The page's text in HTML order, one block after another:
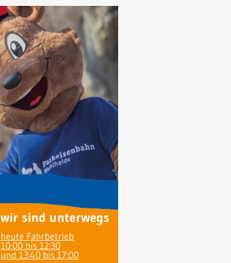
wir sind unterwegs
heute Fahrbetrieb
10:00 bis 12:30
und 13:40 bis 17:00